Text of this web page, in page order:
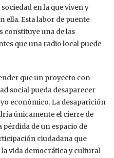
en la que viven y
ella. Esta labor de puente
constituye una de las
que una radio local puede
que un proyecto con
social pueda desaparecer
económico. La desaparición
únicamente el cierre de
de un espacio de
ciudadana que
vida democrática y cultural